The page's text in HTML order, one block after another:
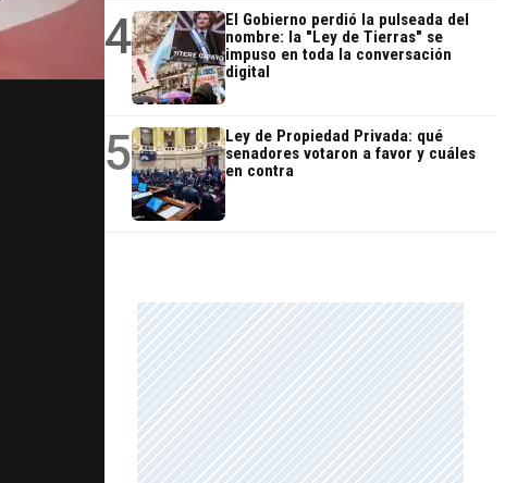
4
El Gobierno perdió la pulseada del
nombre: la "Ley de Tierras" se
impuso en toda la conversación
digital
5
Ley de Propiedad Privada: qué
senadores votaron a favor y cuáles
en contra